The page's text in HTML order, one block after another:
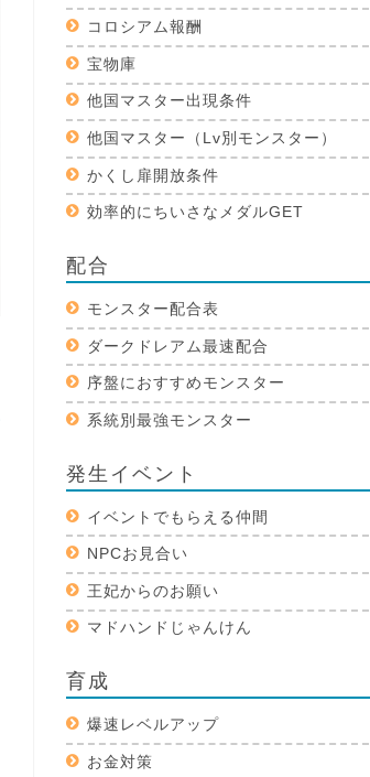
コロシアム報酬
宝物庫
他国マスター出現条件
他国マスター（Lv別モンスター）
かくし扉開放条件
効率的にちいさなメダルGET
配合
モンスター配合表
ダークドレアム最速配合
序盤におすすめモンスター
系統別最強モンスター
発生イベント
イベントでもらえる仲間
NPCお見合い
王妃からのお願い
マドハンドじゃんけん
育成
爆速レベルアップ
お金対策